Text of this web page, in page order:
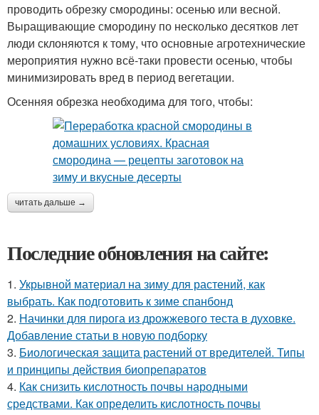
проводить обрезку смородины: осенью или весной.
Выращивающие смородину по несколько десятков лет
люди склоняются к тому, что основные агротехнические
мероприятия нужно всё-таки провести осенью, чтобы
минимизировать вред в период вегетации.
Осенняя обрезка необходима для того, чтобы:
читать дальше →
Последние обновления на сайте:
1. Укрывной материал на зиму для растений, как
выбрать. Как подготовить к зиме спанбонд
2. Начинки для пирога из дрожжевого теста в духовке.
Добавление статьи в новую подборку
3. Биологическая защита растений от вредителей. Типы
и принципы действия биопрепаратов
4. Как снизить кислотность почвы народными
средствами. Как определить кислотность почвы